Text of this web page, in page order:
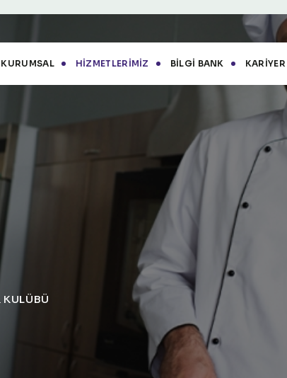
KURUMSAL HIZMETLERIMIZ BILGI BANK KARIYER
KULÜBÜ